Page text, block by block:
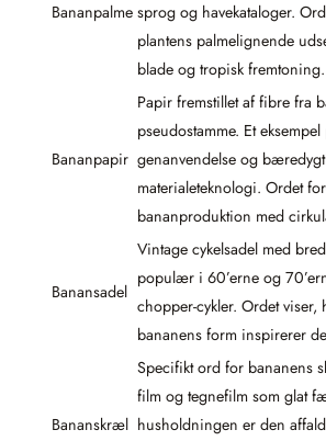
Bananpalme sprog og havekataloger.
plantens palmelignende
blade og tropisk fremtoning.
Bananpapir
Papir fremstillet af fibre fra
pseudostamme. Et eksempel
genanvendelse og
materialeteknologi. Ordet
bananproduktion med
Banansadel
Vintage cykelsadel med
populær i 60’erne og
chopper-cykler. Ordet viser,
bananens form inspirerer
Bananskræl
Specifikt ord for bananens
film og tegnefilm som glat
husholdningen er den